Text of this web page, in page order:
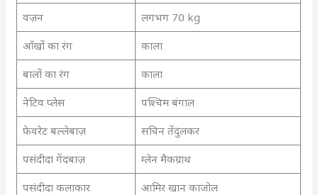
वज़न
लगभग 70 kg
आँखों का रंग
काला
बालों का रंग
काला
नेटिव प्लेस
पश्चिम बंगाल
फेवरेट बल्लेबाज़
सचिन तेंदुलकर
पसंदीदा गेंदबाज़
ग्लेन मैकग्राथ
पसंदीदा कलाकार
आमिर खान काजोल